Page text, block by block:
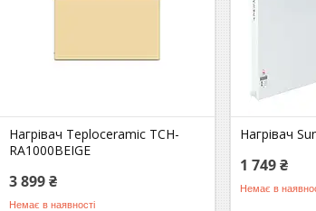
Нагрівач Teploceramic TCH-
RA1000BEIGE
3 899 ₴
Немає в наявності
Нагрівач
1 749 ₴
Немає в